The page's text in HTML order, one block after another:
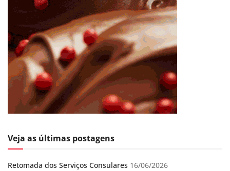
Veja as últimas postagens
Retomada dos Serviços Consulares 16/06/2026